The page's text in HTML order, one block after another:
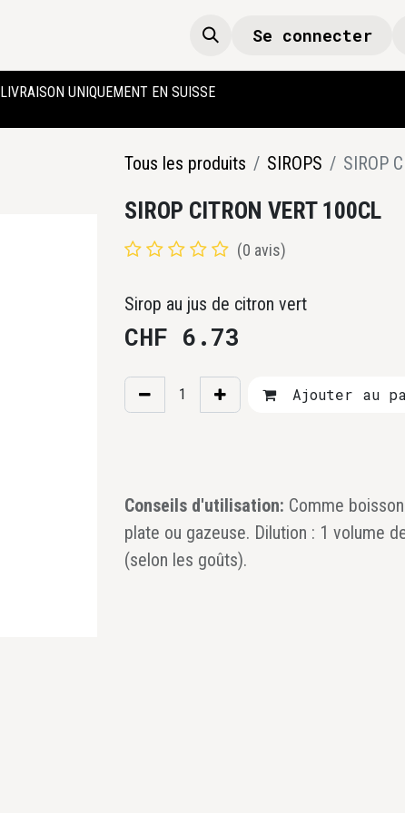
Se connecter
LIVRAISON UNIQUEMENT EN SUISSE
Tous les produits SIROPS SIROP
SIROP CITRON VERT 100CL
(0 avis)
Sirop au jus de citron vert
CHF 6.73
Ajouter au
Conseils d'utilisation: Comme
plate ou gazeuse. Dilution : 1 volume
(selon les goûts).